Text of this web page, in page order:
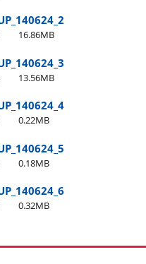
16.86MB
13.56MB
0.22MB
0.18MB
0.32MB